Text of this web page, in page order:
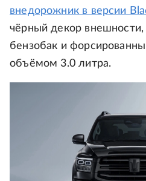
внедорожник в версии
чёрный декор
бензобак и
объёмом 3.0 литра.